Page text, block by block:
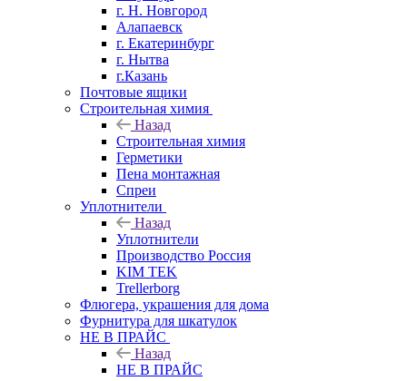
г. Н. Новгород
Алапаевск
г. Екатеринбург
г. Нытва
г.Казань
Почтовые ящики
Строительная химия
Назад
Строительная химия
Герметики
Пена монтажная
Спреи
Уплотнители
Назад
Уплотнители
Производство Россия
KIM TEK
Trellerborg
Флюгера, украшения для дома
Фурнитура для шкатулок
НЕ В ПРАЙС
Назад
НЕ В ПРАЙС